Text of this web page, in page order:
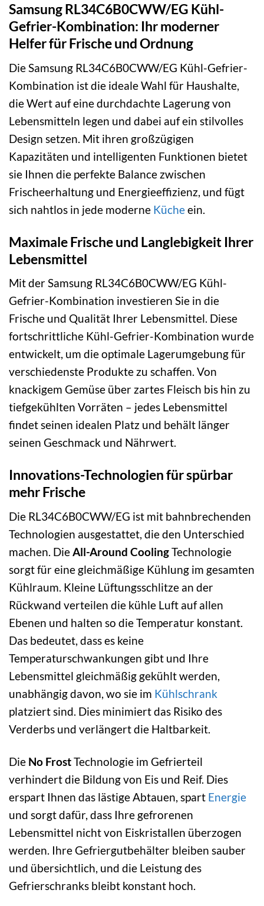
Samsung RL34C6B0CWW/EG Kühl-
Gefrier-Kombination: Ihr moderner
Helfer für Frische und Ordnung
Die Samsung RL34C6B0CWW/EG Kühl-Gefrier-
Kombination ist die ideale Wahl für Haushalte,
die Wert auf eine durchdachte Lagerung von
Lebensmitteln legen und dabei auf ein stilvolles
Design setzen. Mit ihren großzügigen
Kapazitäten und intelligenten Funktionen bietet
sie Ihnen die perfekte Balance zwischen
Frischeerhaltung und Energieeffizienz, und fügt
sich nahtlos in jede moderne Kücheein.
Maximale Frische und Langlebigkeit Ihrer
Lebensmittel
Mit der Samsung RL34C6B0CWW/EG Kühl-
Gefrier-Kombination investieren Sie in die
Frische und Qualität Ihrer Lebensmittel. Diese
fortschrittliche Kühl-Gefrier-Kombination wurde
entwickelt, um die optimale Lagerumgebung für
verschiedenste Produkte zu schaffen. Von
knackigem Gemüse über zartes Fleisch bis hin zu
tiefgekühlten Vorräten – jedes Lebensmittel
findet seinen idealen Platz und behält länger
seinen Geschmack und Nährwert.
Innovations-Technologien für spürbar
mehr Frische
Die RL34C6B0CWW/EG ist mit bahnbrechenden
Technologien ausgestattet, die den Unterschied
machen. Die All-Around CoolingTechnologie
sorgt für eine gleichmäßige Kühlung im gesamten
Kühlraum. Kleine Lüftungsschlitze an der
Rückwand verteilen die kühle Luft auf allen
Ebenen und halten so die Temperatur konstant.
Das bedeutet, dass es keine
Temperaturschwankungen gibt und Ihre
Lebensmittel gleichmäßig gekühlt werden,
unabhängig davon, wo sie im Kühlschrank
platziert sind. Dies minimiert das Risiko des
Verderbs und verlängert die Haltbarkeit.
Die No FrostTechnologie im Gefrierteil
verhindert die Bildung von Eis und Reif. Dies
erspart Ihnen das lästige Abtauen, spart Energie
und sorgt dafür, dass Ihre gefrorenen
Lebensmittel nicht von Eiskristallen überzogen
werden. Ihre Gefriergutbehälter bleiben sauber
und übersichtlich, und die Leistung des
Gefrierschranks bleibt konstant hoch.